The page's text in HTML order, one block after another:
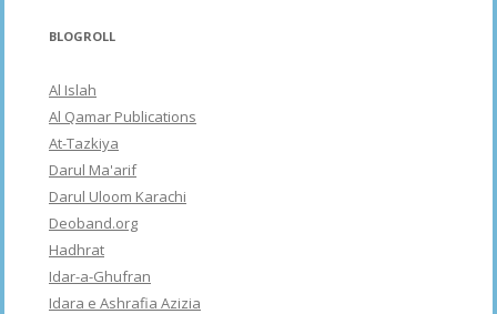
BLOGROLL
Al Islah
Al Qamar Publications
At-Tazkiya
Darul Ma'arif
Darul Uloom Karachi
Deoband.org
Hadhrat
Idar-a-Ghufran
Idara e Ashrafia Azizia